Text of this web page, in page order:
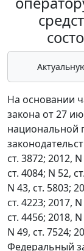
На основании
закона от 27
национальной
ст. 3872; 2012,
ст. 4084; N 52,
N 43, ст. 5803;
ст. 4223; 2017,
ст. 4456; 2018,
N 49, ст. 7524;
Федеральный